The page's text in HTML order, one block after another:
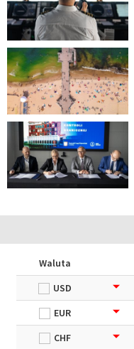
Waluta
USD
EUR
CHF